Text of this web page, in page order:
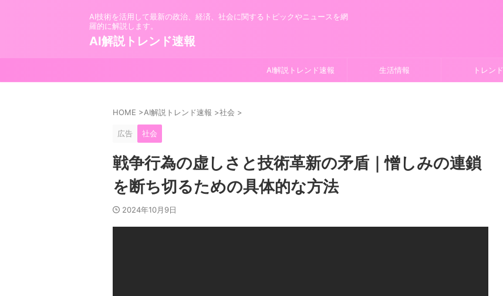
AI技術を活用して最新の政治、経済、社会に関するトピックやニュースを網
羅的に解説します。
AI解説トレンド速報
AI解説トレンド速報 生活情報 トレンド
HOME >AI解説トレンド速報 >社会 >
広告 社会
戦争行為の虚しさと技術革新の矛盾｜憎しみの連鎖
を断ち切るための具体的な方法
2024年10月9日